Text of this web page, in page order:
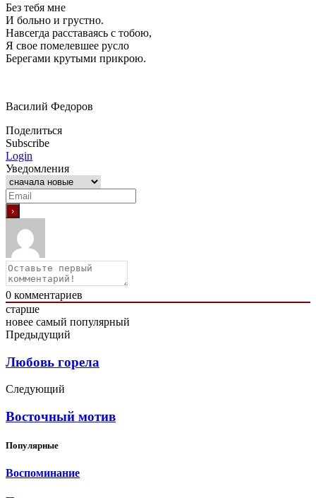
Без тебя мне
И больно и грустно.
Навсегда расставаясь с тобою,
Я свое помелевшее русло
Берегами крутыми прикрою.
Василий Федоров
Поделиться
Subscribe
Login
Уведомления
0 комментариев
старше
новее самый популярный
Предыдущий
Любовь горела
Следующий
Восточный мотив
Популярные
Воспоминание